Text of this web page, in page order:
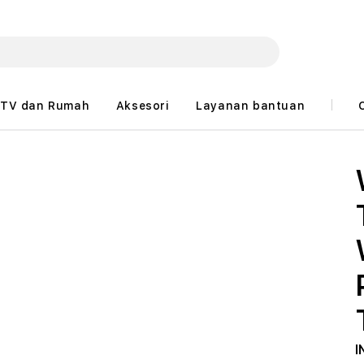
TV dan Rumah Aksesori Layanan bantuan